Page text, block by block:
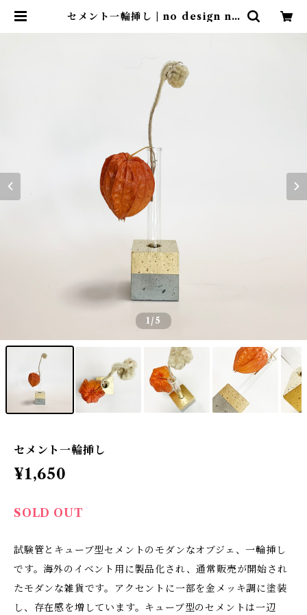
セメント一輪挿し | no design no
1/5
セメント一輪挿し
¥1,650
SOLD OUT
試験管とキューブ型セメントのモダンなオブジェ、一輪挿し
です。海外のイベント用に製品化され、通常販売が開始され
たモダンな雑貨です。アクセントに一部を金メッキ調に塗装
し、存在感を増しています。キューブ型のセメントは一辺